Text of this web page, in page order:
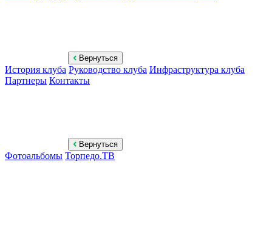
Вернуться
История клуба Руководство клуба Инфраструктура клуба
Партнеры Контакты
Вернуться
Фотоальбомы Торпедо.ТВ